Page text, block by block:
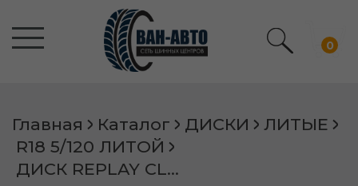
0
Главная Каталог ДИСКИ
ЛИТЫЕ
R18 5/120 ЛИТОЙ
ДИСК REPLAY CL20 8X18 5/120 ET37 L67,1 BKF